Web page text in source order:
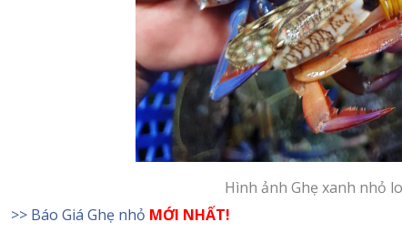
Hình ảnh Ghẹ xanh nhỏ
>> Báo Giá Ghẹ nhỏ MỚI NHẤT!